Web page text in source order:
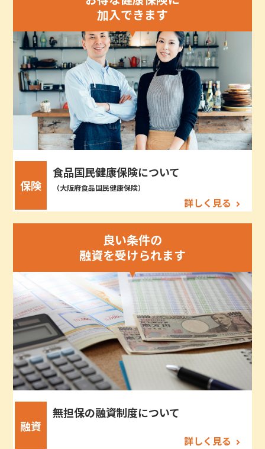
加入できます
保険
食品国民健康保険について
（大阪府食品国民健康保険）
詳しく見る
良い条件の
融資を受けられます
融資
無担保の融資制度について
詳しく見る